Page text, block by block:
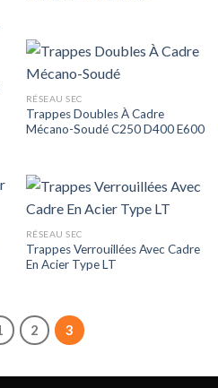
RÉSEAU SEC
Trappes Doubles À Cadre
Mécano-Soudé C250 D400 E600
RÉSEAU SEC
Trappes Verrouillées Avec Cadre
En Acier Type LT
2 3